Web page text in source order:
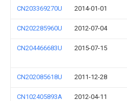
CN203369270U 2014-01-01
CN202285960U 2012-07-04
CN204466683U 2015-07-15
CN202085618U 2011-12-28
CN102405893A 2012-04-11